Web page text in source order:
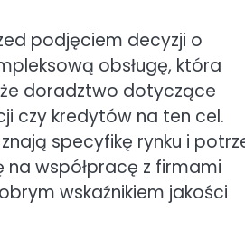
podjęciem decyzji o
obsługę, która
doradztwo dotyczące
czy kredytów na ten cel.
specyfikę rynku i
na współpracę z firmami
wskaźnikiem jakości